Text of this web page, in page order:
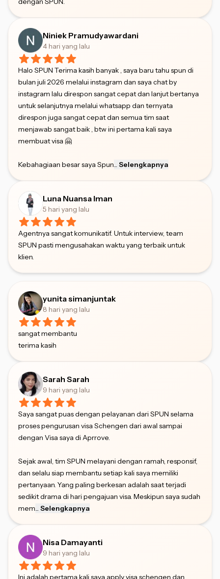
Niniek Pramudyawardani
4 hari yang lalu
Halo SPUN Terima kasih banyak , saya baru tahu spun di
bulan juli 2026 melalui instagram dan saya chat by
instagram lalu direspon sangat cepat dan lanjut bertanya
untuk selanjutnya melalui whatsapp dan ternyata
direspon juga sangat cepat dan semua tim saat
menjawab sangat baik , btw ini pertama kali saya
membuat visa 🤗
Kebahagiaan besar saya Spun Selengkapnya
Luna Nuansa Iman
5 hari yang lalu
Agentnya sangat komunikatif. Untuk interview, team
SPUN pasti mengusahakan waktu yang terbaik untuk
klien.
yunita simanjuntak
8 hari yang lalu
sangat membantu
terima kasih
Sarah Sarah
9 hari yang lalu
Saya sangat puas dengan pelayanan dari SPUN selama
proses pengurusan visa Schengen dari awal sampai
dengan Visa saya di Aprrove.
Sejak awal, tim SPUN melayani dengan ramah, responsif,
dan selalu siap membantu setiap kali saya memiliki
pertanyaan. Yang paling berkesan adalah saat terjadi
sedikit drama di hari pengajuan visa. Meskipun saya sudah
mem
Selengkapnya
Nisa Damayanti
9 hari yang lalu
Ini adalah pertama kali saya apply visa schengen dan